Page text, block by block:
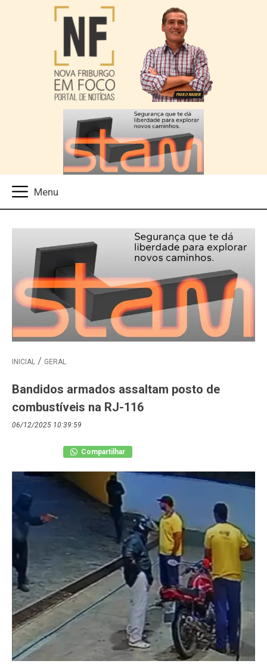
INICIAL GERAL
Bandidos armados assaltam posto de
combustíveis na RJ-116
06/12/2025 10:39:59
Compartilhar